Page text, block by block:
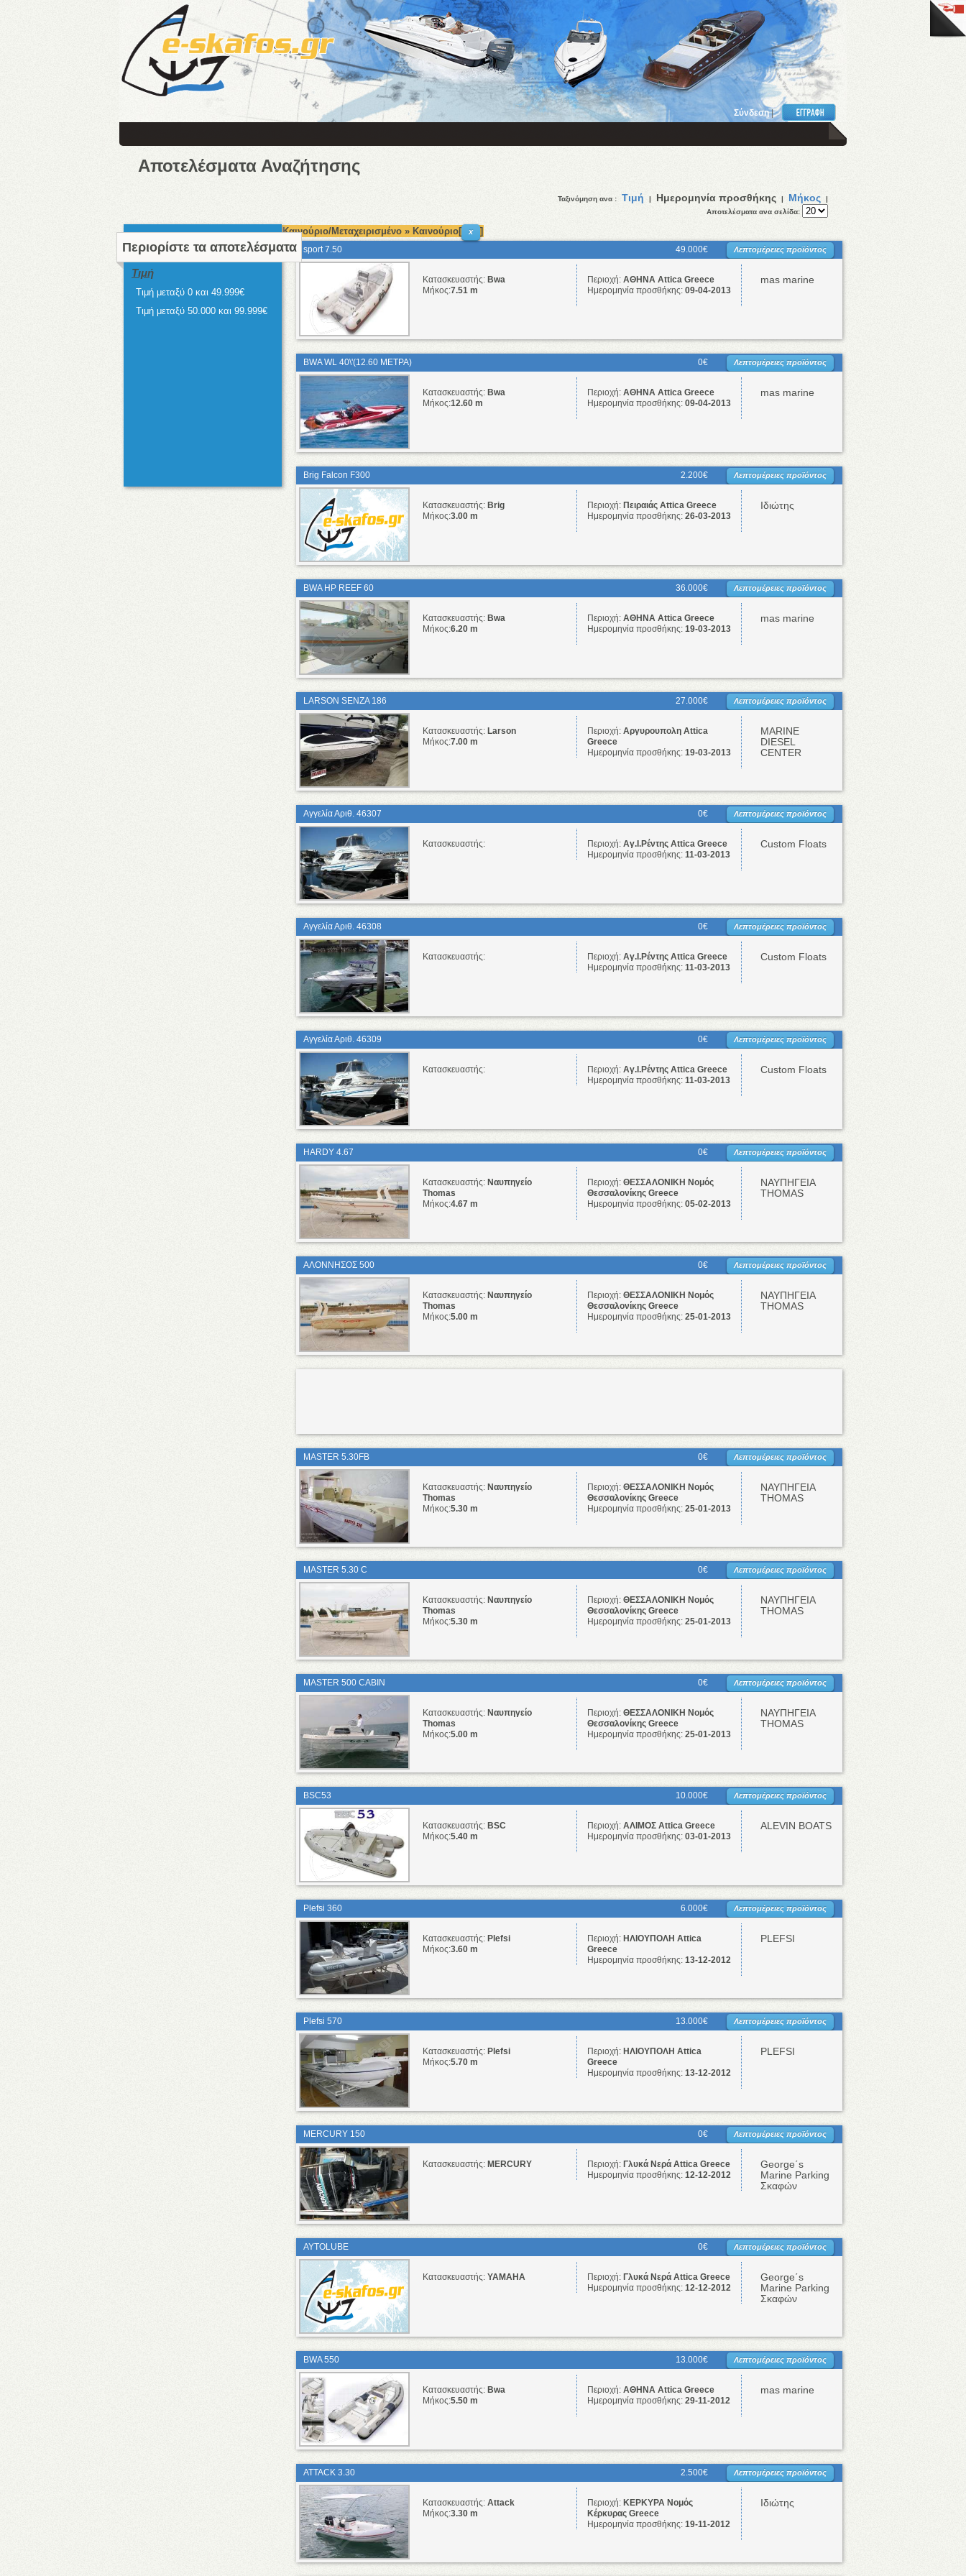
Σύνδεση|
Αποτελέσματα Αναζήτησης
Ταξινόμηση ανα : Τιμή | Ημερομηνία προσθήκης | Μήκος
|
Αποτελέσματα ανα σελίδα:
Περιορίστε τα αποτελέσματα
Τιμή
Τιμή μεταξύ 0 και 49.999€
Τιμή μεταξύ 50.000 και 99.999€
Καινούριο/Μεταχειρισμένο » Καινούριο[ x ]
sport 7.50 49.000€ Λεπτομέρειες προϊόντος
Κατασκευαστής: Bwa
Μήκος:7.51 m
Περιοχή: ΑΘΗΝΑ Attica Greece
Ημερομηνία προσθήκης: 09-04-2013
mas marine
BWA WL 40\'(12.60 ΜΕΤΡΑ) 0€ Λεπτομέρειες προϊόντος
Κατασκευαστής: Bwa
Μήκος:12.60 m
Περιοχή: ΑΘΗΝΑ Attica Greece
Ημερομηνία προσθήκης: 09-04-2013
mas marine
Brig Falcon F300 2.200€ Λεπτομέρειες προϊόντος
Κατασκευαστής: Brig
Μήκος:3.00 m
Περιοχή: Πειραιάς Attica Greece
Ημερομηνία προσθήκης: 26-03-2013
Ιδιώτης
BWA HP REEF 60 36.000€ Λεπτομέρειες προϊόντος
Κατασκευαστής: Bwa
Μήκος:6.20 m
Περιοχή: ΑΘΗΝΑ Attica Greece
Ημερομηνία προσθήκης: 19-03-2013
mas marine
LARSON SENZA 186 27.000€ Λεπτομέρειες προϊόντος
Κατασκευαστής: Larson
Μήκος:7.00 m
Περιοχή: Αργυρουπολη Attica
Greece
Ημερομηνία προσθήκης: 19-03-2013
MARINE
DIESEL
CENTER
Αγγελία Αριθ. 46307 0€ Λεπτομέρειες προϊόντος
Κατασκευαστής: Περιοχή: Αγ.Ι.Ρέντης Attica Greece
Ημερομηνία προσθήκης: 11-03-2013
Custom Floats
Αγγελία Αριθ. 46308 0€ Λεπτομέρειες προϊόντος
Κατασκευαστής: Περιοχή: Αγ.Ι.Ρέντης Attica Greece
Ημερομηνία προσθήκης: 11-03-2013
Custom Floats
Αγγελία Αριθ. 46309 0€ Λεπτομέρειες προϊόντος
Κατασκευαστής: Περιοχή: Αγ.Ι.Ρέντης Attica Greece
Ημερομηνία προσθήκης: 11-03-2013
Custom Floats
HARDY 4.67 0€ Λεπτομέρειες προϊόντος
Κατασκευαστής: Ναυπηγείο
Thomas
Μήκος:4.67 m
Περιοχή: ΘΕΣΣΑΛΟΝΙΚΗ Νομός
Θεσσαλονίκης Greece
Ημερομηνία προσθήκης: 05-02-2013
ΝΑΥΠΗΓΕΙΑ
THOMAS
ΑΛΟΝΝΗΣΟΣ 500 0€ Λεπτομέρειες προϊόντος
Κατασκευαστής: Ναυπηγείο
Thomas
Μήκος:5.00 m
Περιοχή: ΘΕΣΣΑΛΟΝΙΚΗ Νομός
Θεσσαλονίκης Greece
Ημερομηνία προσθήκης: 25-01-2013
ΝΑΥΠΗΓΕΙΑ
THOMAS
MASTER 5.30FB 0€ Λεπτομέρειες προϊόντος
Κατασκευαστής: Ναυπηγείο
Thomas
Μήκος:5.30 m
Περιοχή: ΘΕΣΣΑΛΟΝΙΚΗ Νομός
Θεσσαλονίκης Greece
Ημερομηνία προσθήκης: 25-01-2013
ΝΑΥΠΗΓΕΙΑ
THOMAS
MASTER 5.30 C 0€ Λεπτομέρειες προϊόντος
Κατασκευαστής: Ναυπηγείο
Thomas
Μήκος:5.30 m
Περιοχή: ΘΕΣΣΑΛΟΝΙΚΗ Νομός
Θεσσαλονίκης Greece
Ημερομηνία προσθήκης: 25-01-2013
ΝΑΥΠΗΓΕΙΑ
THOMAS
MASTER 500 CABIN 0€ Λεπτομέρειες προϊόντος
Κατασκευαστής: Ναυπηγείο
Thomas
Μήκος:5.00 m
Περιοχή: ΘΕΣΣΑΛΟΝΙΚΗ Νομός
Θεσσαλονίκης Greece
Ημερομηνία προσθήκης: 25-01-2013
ΝΑΥΠΗΓΕΙΑ
THOMAS
BSC53 10.000€ Λεπτομέρειες προϊόντος
Κατασκευαστής: BSC
Μήκος:5.40 m
Περιοχή: ΑΛΙΜΟΣ Attica Greece
Ημερομηνία προσθήκης: 03-01-2013
ALEVIN BOATS
Plefsi 360 6.000€ Λεπτομέρειες προϊόντος
Κατασκευαστής: Plefsi
Μήκος:3.60 m
Περιοχή: ΗΛΙΟΥΠΟΛΗ Attica
Greece
Ημερομηνία προσθήκης: 13-12-2012
PLEFSI
Plefsi 570 13.000€ Λεπτομέρειες προϊόντος
Κατασκευαστής: Plefsi
Μήκος:5.70 m
Περιοχή: ΗΛΙΟΥΠΟΛΗ Attica
Greece
Ημερομηνία προσθήκης: 13-12-2012
PLEFSI
MERCURY 150 0€ Λεπτομέρειες προϊόντος
Κατασκευαστής: MERCURY Περιοχή: Γλυκά Νερά Attica Greece
Ημερομηνία προσθήκης: 12-12-2012
George΄s
Marine Parking
Σκαφών
AYTOLUBE 0€ Λεπτομέρειες προϊόντος
Κατασκευαστής: YAMAHA Περιοχή: Γλυκά Νερά Attica Greece
Ημερομηνία προσθήκης: 12-12-2012
George΄s
Marine Parking
Σκαφών
BWA 550 13.000€ Λεπτομέρειες προϊόντος
Κατασκευαστής: Bwa
Μήκος:5.50 m
Περιοχή: ΑΘΗΝΑ Attica Greece
Ημερομηνία προσθήκης: 29-11-2012
mas marine
ATTACK 3.30 2.500€ Λεπτομέρειες προϊόντος
Κατασκευαστής: Attack
Μήκος:3.30 m
Περιοχή: ΚΕΡΚΥΡΑ Νομός
Κέρκυρας Greece
Ημερομηνία προσθήκης: 19-11-2012
Ιδιώτης